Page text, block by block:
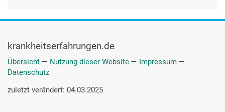
krankheitserfahrungen.de
Übersicht — Nutzung dieser Website — Impressum —
Datenschutz
zuletzt verändert: 04.03.2025